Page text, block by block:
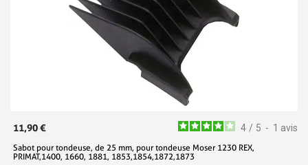
4 / 5 - 1 avis
11,90 €
Sabot pour tondeuse, de 25 mm, pour tondeuse Moser 1230 REX,
PRIMAT,1400, 1660, 1881, 1853,1854,1872,1873